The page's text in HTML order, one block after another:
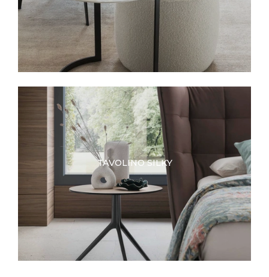
TAVOLINO SILKY